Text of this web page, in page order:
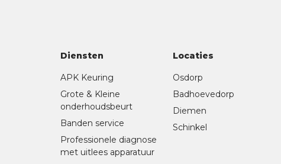
Diensten
APK Keuring
Grote & Kleine
onderhoudsbeurt
Banden service
Professionele diagnose
met uitlees apparatuur
Locaties
Osdorp
Badhoevedorp
Diemen
Schinkel